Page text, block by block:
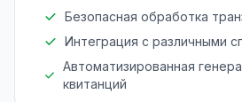
Безопасная обработка
Интеграция с различными
Автоматизированная
квитанций